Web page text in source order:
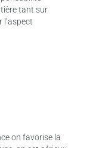
tant sur
l’aspect
on favorise la